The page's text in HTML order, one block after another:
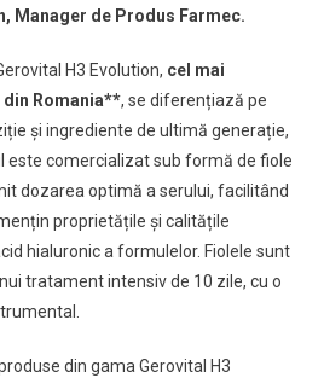
Manager de Produs Farmec.
H3 Evolution, cel mai
Romania**, se diferențiază pe
și ingrediente de ultimă generație,
este comercializat sub formă de fiole
dozarea optimă a serului, facilitând
proprietățile și calitățile
hialuronic a formulelor. Fiolele sunt
tratament intensiv de 10 zile, cu o
din gama Gerovital H3